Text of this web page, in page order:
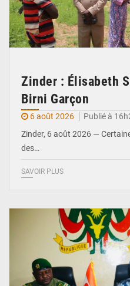
Zinder : Élisabeth
Birni Garçon
6 août 2026
Publié à
Zinder, 6 août 2026 —
des…
SAVOIR PLUS